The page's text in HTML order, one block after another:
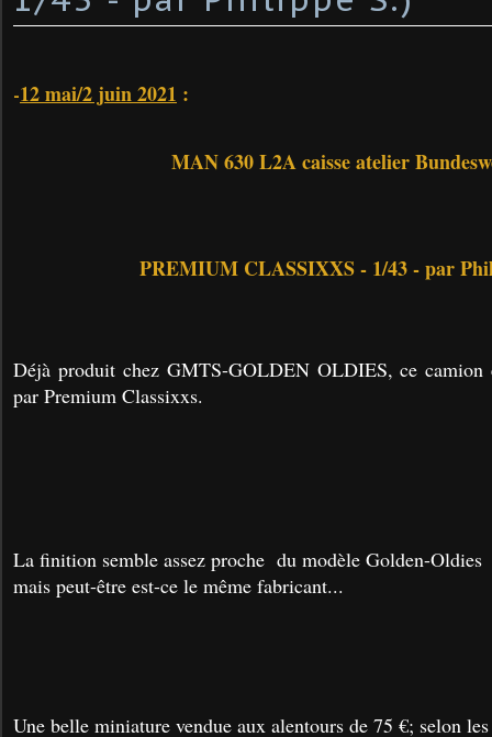
-12 mai/2 juin 2021 :
MAN 630 L2A caisse atelier
PREMIUM CLASSIXXS - 1/43 - par
Déjà produit chez GMTS-GOLDEN OLDIES, ce camion
par Premium Classixxs.
La finition semble assez proche du modèle Golden-Oldies
mais peut-être est-ce le même fabricant...
Une belle miniature vendue aux alentours de 75 €; selon